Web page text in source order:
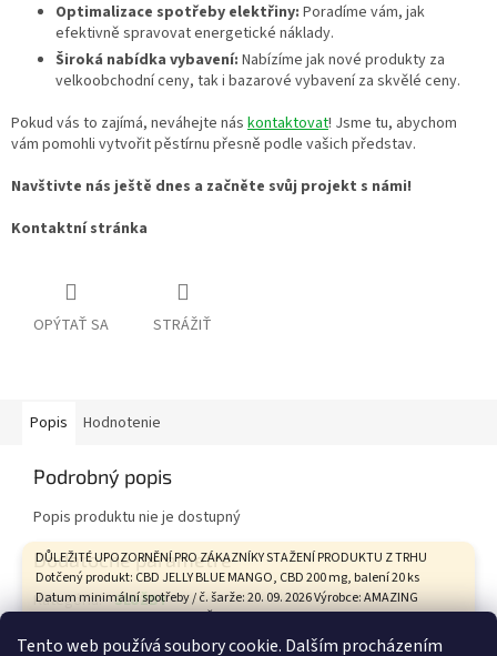
Tento web používá soubory cookie. Dalším procházením
DŮLEŽITÉ UPOZORNĚNÍ PRO ZÁKAZNÍKY STAŽENÍ PRODUKTU Z TRHU
Dotčený produkt: CBD JELLY BLUE MANGO, CBD 200 mg, balení 20 ks
Datum minimální spotřeby / č. šarže: 20. 09. 2026 Výrobce: AMAZING
HEALTH CARE s.r.o., Tovární 9, České Budějovice Státní zemědělská a
potravinářská inspekce na základě hodnocení zdravotního rizika
Optimalizace spotřeby elektřiny: Poradíme vám, jak
efektivně spravovat energetické náklady.
Široká nabídka vybavení: Nabízíme jak nové produkty za
velkoobchodní ceny, tak i bazarové vybavení za skvělé ceny.
Pokud vás to zajímá, neváhejte nás kontaktovat! Jsme tu, abychom
vám pomohli vytvořit pěstírnu přesně podle vašich představ.
Navštivte nás ještě dnes a začněte svůj projekt s námi!
Kontaktní stránka
OPÝTAŤ SA STRÁŽIŤ
Popis Hodnotenie
Podrobný popis
Popis produktu nie je dostupný
Dodatočné parametre
Kategória: SLUŽBY